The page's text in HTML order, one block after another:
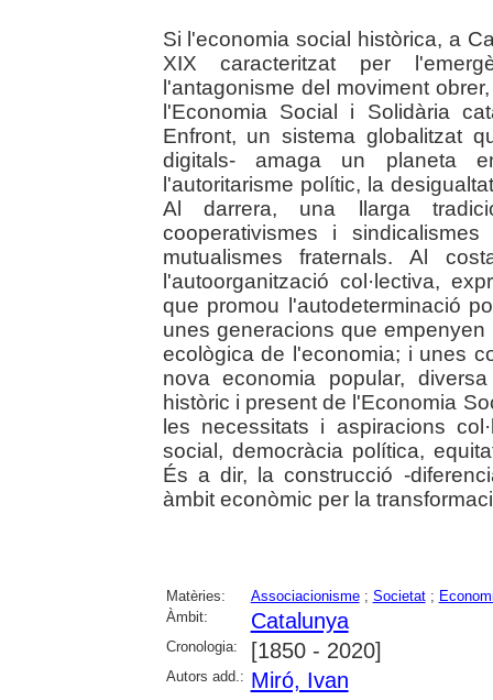
Si l'economia social històrica, a
XIX caracteritzat per
l'antagonisme del moviment
l'Economia Social i Solidària
Enfront, un sistema globalitzat
digitals- amaga un planeta
l'autoritarisme polític, la
Al darrera, una llarga
cooperativismes i
mutualismes fraternals. Al
l'autoorganització col·lectiva,
que promou l'autodeterminació
unes generacions que
ecològica de l'economia; i unes
nova economia popular,
històric i present de l'Economia
les necessitats i aspiracions
social, democràcia política,
És a dir, la construcció -
àmbit econòmic per la
Matèries: Associacionisme; Societat;
Àmbit:
Catalunya
Cronologia: [1850 - 2020]
Autors add.: Miró, Ivan